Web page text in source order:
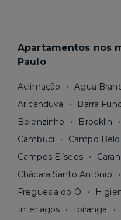
Apartamentos nos
Paulo
Aclimação Agua
Aricanduva
Barra
Belenzinho
Brooklin
Cambuci
Campo Belo
Campos Elíseos
Chácara Santo Antônio
Freguesia do Ó
Interlagos
Ipiranga